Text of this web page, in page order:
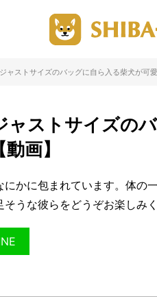
ャストサイズのバッグに自ら入る柴犬が可
ャストサイズの
画】
かに包まれています。体の
うな彼らをどうぞお楽しみ